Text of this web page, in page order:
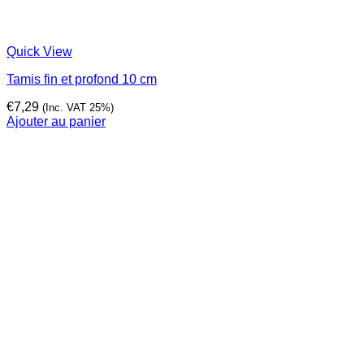
Quick View
Tamis fin et profond 10 cm
€7,29 (Inc. VAT 25%)
Ajouter au panier